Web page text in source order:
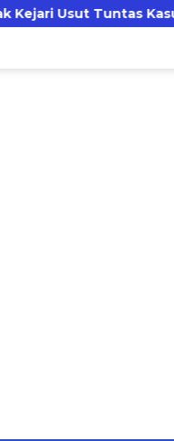
Tuntas Kasus Zakat